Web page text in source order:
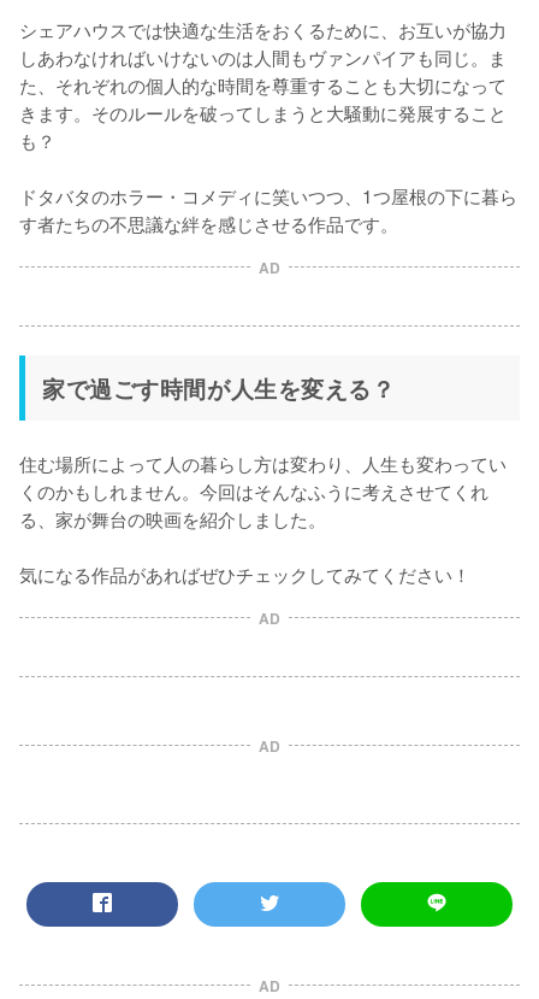
シェアハウスでは快適な生活をおくるために、お互いが協力
しあわなければいけないのは人間もヴァンパイアも同じ。ま
た、それぞれの個人的な時間を尊重することも大切になって
きます。そのルールを破ってしまうと大騒動に発展すること
も？
ドタバタのホラー・コメディに笑いつつ、1つ屋根の下に暮ら
す者たちの不思議な絆を感じさせる作品です。
AD
家で過ごす時間が人生を変える？
住む場所によって人の暮らし方は変わり、人生も変わってい
くのかもしれません。今回はそんなふうに考えさせてくれ
る、家が舞台の映画を紹介しました。
気になる作品があればぜひチェックしてみてください！
AD
AD
AD